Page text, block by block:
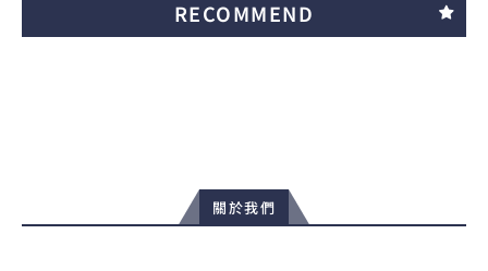
RECOMMEND
關於我們